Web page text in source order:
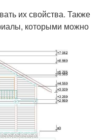
их свойства. Также
которыми можно